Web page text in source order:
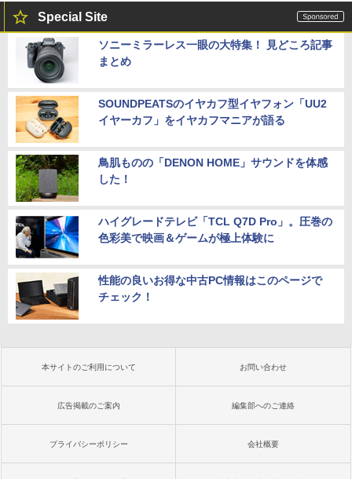
Special Site
ソニーミラーレス一眼の大特集！ 見どころ記事
まとめ
SOUNDPEATSのイヤカフ型イヤフォン「UU2
イヤーカフ」をイヤカフマニアが語る
鳥肌ものの「DENON HOME」サウンドを体感
した！
ハイグレードテレビ「TCL Q7D Pro」。圧巻の
色彩美で映画＆ゲームが極上体験に
性能の良いお得な中古PC情報はこのページで
チェック！
本サイトのご利用について お問い合わせ
広告掲載のご案内 編集部へのご連絡
プライバシーポリシー 会社概要